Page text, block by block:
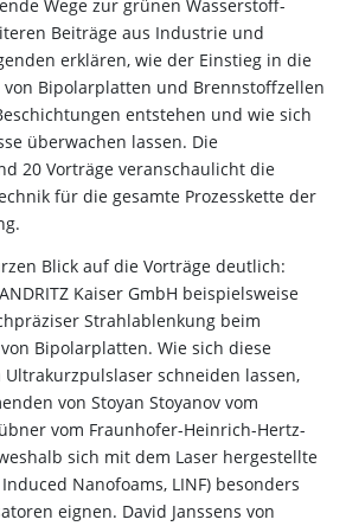
Wege zur grünen Wasserstoff-
Beiträge aus Industrie und
erklären, wie der Einstieg in die
Bipolarplatten und Brennstoffzellen
entstehen und wie sich
überwachen lassen. Die
20 Vorträge veranschaulicht die
für die gesamte Prozesskette der
Blick auf die Vorträge deutlich:
Kaiser GmbH beispielsweise
Strahlablenkung beim
Bipolarplatten. Wie sich diese
schneiden lassen,
von Stoyan Stoyanov vom
vom Fraunhofer-Heinrich-Hertz-
sich mit dem Laser hergestellte
Nanofoams, LINF) besonders
eignen. David Janssens von